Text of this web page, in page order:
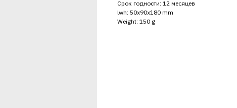
Срок годности: 12 месяцев
lwh: 50x90x180 mm
Weight: 150 g